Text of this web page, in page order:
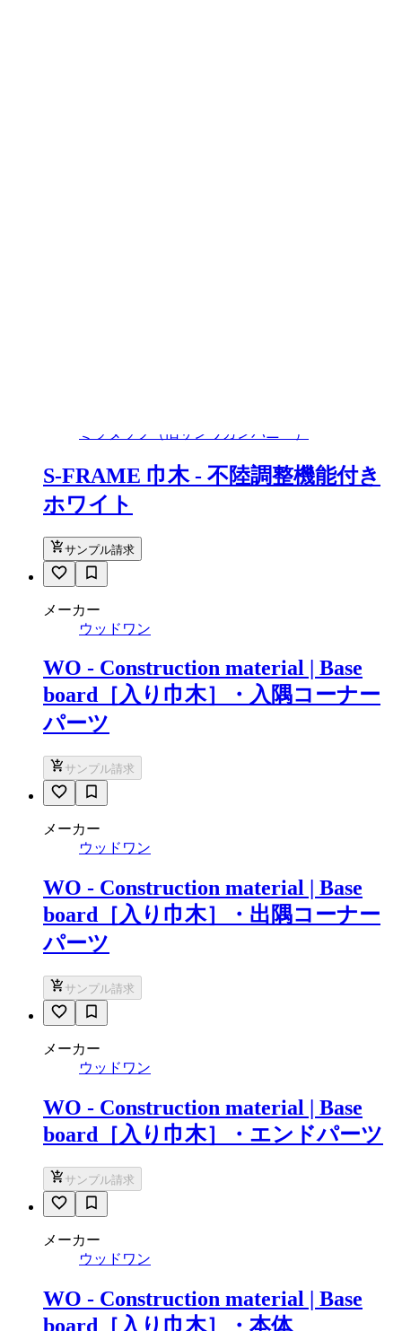
ミラタップ（旧サンワカンパニー）
S-FRAME 巾木 - 不陸調整機能付き
ホワイト
サンプル請求
メーカー
ウッドワン
WO - Construction material | Base
board［入り巾木］・入隅コーナー
パーツ
サンプル請求
メーカー
ウッドワン
WO - Construction material | Base
board［入り巾木］・出隅コーナー
パーツ
サンプル請求
メーカー
ウッドワン
WO - Construction material | Base
board［入り巾木］・エンドパーツ
サンプル請求
メーカー
ウッドワン
WO - Construction material | Base
board［入り巾木］・本体